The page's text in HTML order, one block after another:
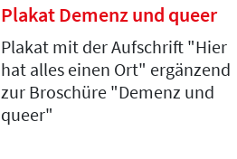
Plakat Demenz und queer
Plakat mit der Aufschrift "Hier
hat alles einen Ort" ergänzend
zur Broschüre "Demenz und
queer"